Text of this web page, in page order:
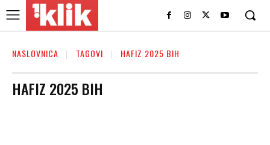
NASLOVNICA TAGOVI HAFIZ 2025 BIH
HAFIZ 2025 BIH